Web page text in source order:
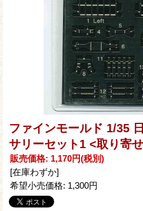
ファインモールド 1/35
サリーセット1 <取り寄
販売価格: 1,170円(税別)
[在庫わずか]
希望小売価格: 1,300円